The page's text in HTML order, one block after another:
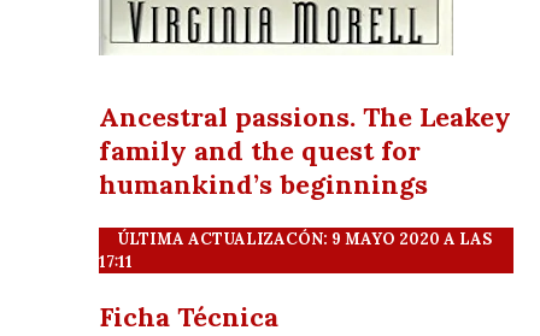
Ancestral passions. The Leakey
family and the quest for
humankind’s beginnings
ÚLTIMA ACTUALIZACÓN: 9 MAYO 2020 A LAS
17:11
Ficha Técnica